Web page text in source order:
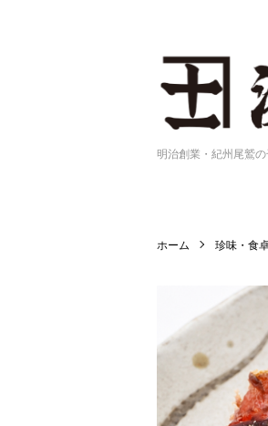
明治創業・紀州尾鷲
ホーム 珍味・食